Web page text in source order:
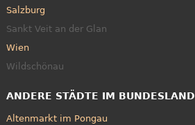
Salzburg
Sankt Veit an der Glan
Wien
Wildschönau
ANDERE STÄDTE IM BUNDESLAND
Altenmarkt im Pongau